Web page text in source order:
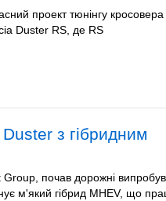
проект тюнінгу
Duster RS, де RS
з гібридним
почав дорожні
м'який гібрид MHEV, що